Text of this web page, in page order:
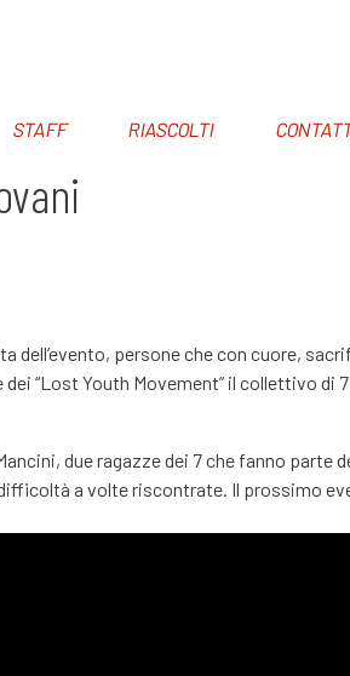
STAFF RIASCOLTI
dell’evento, persone che con cuore,
“Lost Youth Movement” il collettivo di
due ragazze dei 7 che fanno parte
a volte riscontrate. Il prossimo